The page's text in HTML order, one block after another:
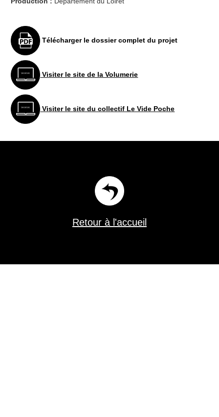
Télécharger le dossier complet du projet
Visiter le site de la Volumerie
Visiter le site du collectif Le Vide Poche
Retour à l'accueil